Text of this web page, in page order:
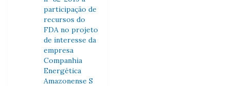
participação de
recursos do
FDA no projeto
de interesse da
empresa
Companhia
Energética
Amazonense S